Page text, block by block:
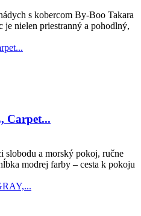
s kobercom By-Boo Takara
je nielen priestranný a pohodlný,
Carpet...
slobodu a morský pokoj, ručne
modrej farby – cesta k pokoju